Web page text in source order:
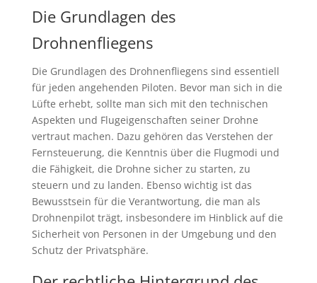
Die Grundlagen des
Drohnenfliegens
Die Grundlagen des Drohnenfliegens sind essentiell
für jeden angehenden Piloten. Bevor man sich in die
Lüfte erhebt, sollte man sich mit den technischen
Aspekten und Flugeigenschaften seiner Drohne
vertraut machen. Dazu gehören das Verstehen der
Fernsteuerung, die Kenntnis über die Flugmodi und
die Fähigkeit, die Drohne sicher zu starten, zu
steuern und zu landen. Ebenso wichtig ist das
Bewusstsein für die Verantwortung, die man als
Drohnenpilot trägt, insbesondere im Hinblick auf die
Sicherheit von Personen in der Umgebung und den
Schutz der Privatsphäre.